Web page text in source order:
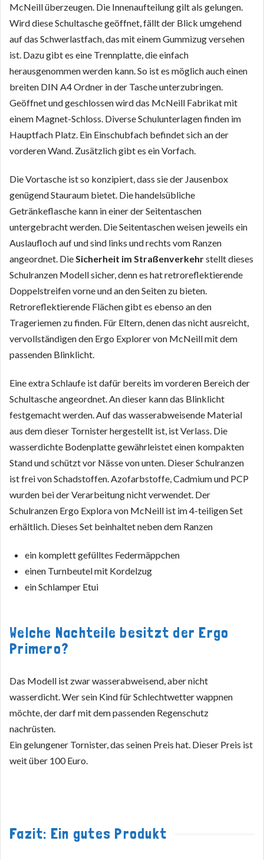
McNeill überzeugen. Die Innenaufteilung gilt als gelungen.
Wird diese Schultasche geöffnet, fällt der Blick umgehend
auf das Schwerlastfach, das mit einem Gummizug versehen
ist. Dazu gibt es eine Trennplatte, die einfach
herausgenommen werden kann. So ist es möglich auch einen
breiten DIN A4 Ordner in der Tasche unterzubringen.
Geöffnet und geschlossen wird das McNeill Fabrikat mit
einem Magnet-Schloss. Diverse Schulunterlagen finden im
Hauptfach Platz. Ein Einschubfach befindet sich an der
vorderen Wand. Zusätzlich gibt es ein Vorfach.
Die Vortasche ist so konzipiert, dass sie der Jausenbox
genügend Stauraum bietet. Die handelsübliche
Getränkeflasche kann in einer der Seitentaschen
untergebracht werden. Die Seitentaschen weisen jeweils ein
Auslaufloch auf und sind links und rechts vom Ranzen
angeordnet. DieSicherheit im Straßenverkehrstellt dieses
Schulranzen Modell sicher, denn es hat retroreflektierende
Doppelstreifen vorne und an den Seiten zu bieten.
Retroreflektierende Flächen gibt es ebenso an den
Trageriemen zu finden. Für Eltern, denen das nicht ausreicht,
vervollständigen den Ergo Explorer von McNeill mit dem
passenden Blinklicht.
Eine extra Schlaufe ist dafür bereits im vorderen Bereich der
Schultasche angeordnet. An dieser kann das Blinklicht
festgemacht werden. Auf das wasserabweisende Material
aus dem dieser Tornister hergestellt ist, ist Verlass. Die
wasserdichte Bodenplatte gewährleistet einen kompakten
Stand und schützt vor Nässe von unten. Dieser Schulranzen
ist frei von Schadstoffen. Azofarbstoffe, Cadmium und PCP
wurden bei der Verarbeitung nicht verwendet. Der
Schulranzen Ergo Explora von McNeill ist im 4-teiligen Set
erhältlich. Dieses Set beinhaltet neben dem Ranzen
ein komplett gefülltes Federmäppchen
einen Turnbeutel mit Kordelzug
ein Schlamper Etui
Welche Nachteile besitzt der Ergo
Primero?
Das Modell ist zwar wasserabweisend, aber nicht
wasserdicht. Wer sein Kind für Schlechtwetter wappnen
möchte, der darf mit dem passenden Regenschutz
nachrüsten.
Ein gelungener Tornister, das seinen Preis hat. Dieser Preis ist
weit über 100 Euro.
Fazit: Ein gutes Produkt